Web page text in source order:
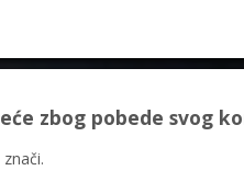
zbog pobede svog